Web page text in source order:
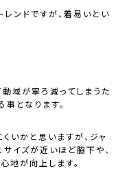
レンドですが、着易いとい
域が寧ろ減ってしまうた
となります。
いかと思いますが、ジャ
イズが近いほど脇下や、
地が向上します。